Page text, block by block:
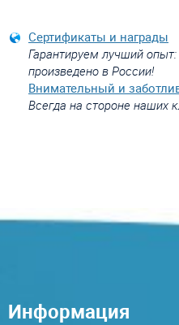
Сертификаты и награды
Гарантируем лучший
произведено в России!
Внимательный и
Всегда на стороне наших
Информация